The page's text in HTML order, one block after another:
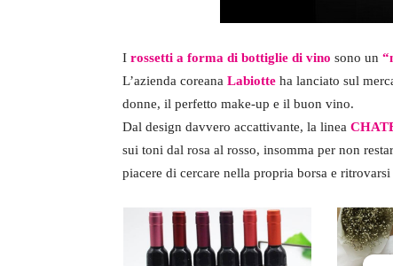
I rossetti a forma di bottiglie di vino sono un
L’azienda coreana Labiotte ha lanciato sul
donne, il perfetto make-up e il buon vino.
Dal design davvero accattivante, la linea
sui toni dal rosa al rosso, insomma per non
piacere di cercare nella propria borsa e